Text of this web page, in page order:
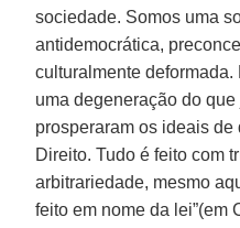
sociedade. Somos uma
antidemocrática,
culturalmente
uma degeneração do
prosperaram os ideais
Direito. Tudo é feito com
arbitrariedade, mesmo
feito em nome da lei”(em